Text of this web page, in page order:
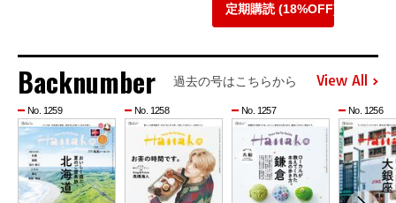
定期購読 (18%OFF)
Backnumber 過去の号はこちらから View All
No. 1259 No. 1258 No. 1257 No. 1256